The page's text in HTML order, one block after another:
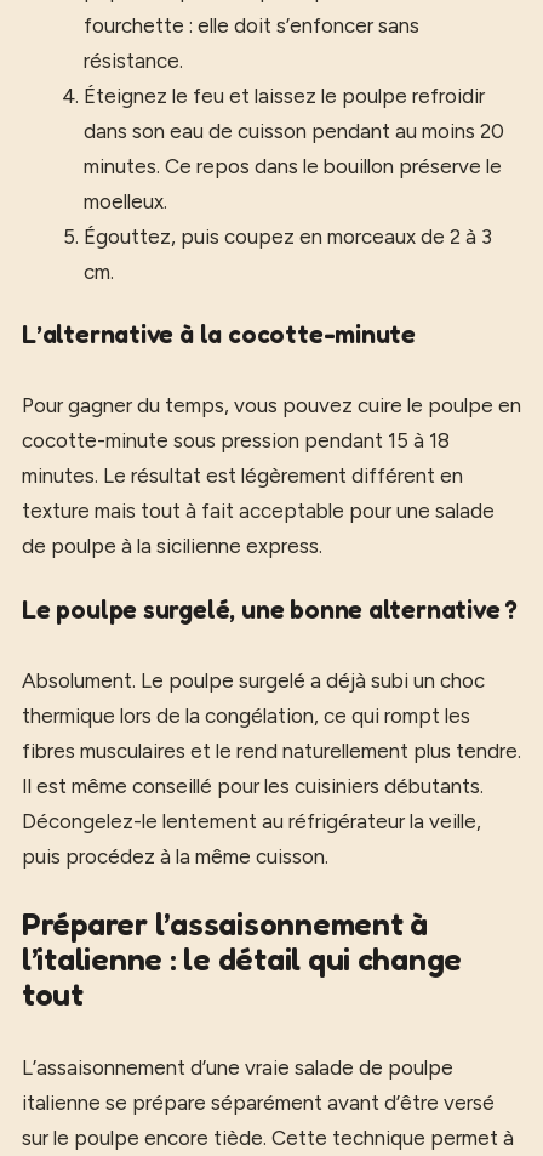
fourchette : elle doit s’enfoncer sans
résistance.
Éteignez le feu et laissez le poulpe refroidir
dans son eau de cuisson pendant au moins 20
minutes. Ce repos dans le bouillon préserve le
moelleux.
Égouttez, puis coupez en morceaux de 2 à 3
cm.
L’alternative à la cocotte-minute
Pour gagner du temps, vous pouvez cuire le poulpe en
cocotte-minute sous pression pendant 15 à 18
minutes. Le résultat est légèrement différent en
texture mais tout à fait acceptable pour une salade
de poulpe à la sicilienne express.
Le poulpe surgelé, une bonne alternative ?
Absolument. Le poulpe surgelé a déjà subi un choc
thermique lors de la congélation, ce qui rompt les
fibres musculaires et le rend naturellement plus tendre.
Il est même conseillé pour les cuisiniers débutants.
Décongelez-le lentement au réfrigérateur la veille,
puis procédez à la même cuisson.
Préparer l’assaisonnement à
l’italienne : le détail qui change
tout
L’assaisonnement d’une vraie salade de poulpe
italienne se prépare séparément avant d’être versé
sur le poulpe encore tiède. Cette technique permet à